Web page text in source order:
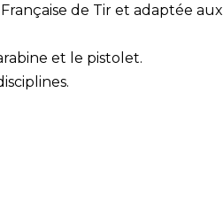
de Tir et adaptée aux
et le pistolet.